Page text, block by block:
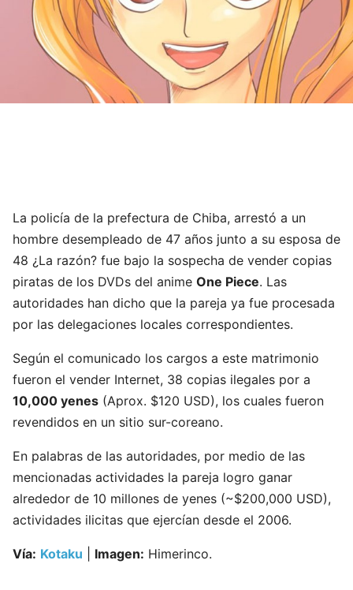
La policía de la prefectura de Chiba, arrestó a un
hombre desempleado de 47 años junto a su esposa de
48 ¿La razón? fue bajo la sospecha de vender copias
piratas de los DVDs del anime One Piece. Las
autoridades han dicho que la pareja ya fue procesada
por las delegaciones locales correspondientes.
Según el comunicado los cargos a este matrimonio
fueron el vender Internet, 38 copias ilegales por a
10,000 yenes (Aprox. $120 USD), los cuales fueron
revendidos en un sitio sur-coreano.
En palabras de las autoridades, por medio de las
mencionadas actividades la pareja logro ganar
alrededor de 10 millones de yenes (~$200,000 USD),
actividades ilicitas que ejercían desde el 2006.
Vía: Kotaku Imagen: Himerinco.